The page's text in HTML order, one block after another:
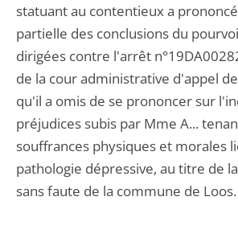
statuant au contentieux a
partielle des conclusions du
dirigées contre l'arrêt
de la cour administrative d'appel
qu'il a omis de se prononcer sur
préjudices subis par Mme A...
souffrances physiques et morales
pathologie dépressive, au titre de
sans faute de la commune de Loos.